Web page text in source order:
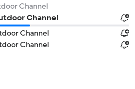
Channel
Channel
Channel
Channel